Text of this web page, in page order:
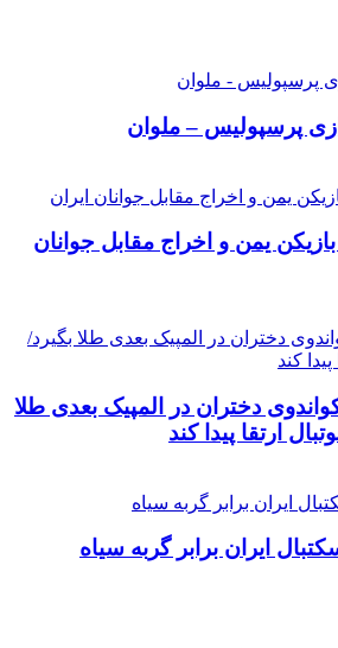
پرسپولیس – ملوان
یمن و اخراج مقابل جوانان
دختران در المپیک بعدی طلا
ارتقا پیدا کند
ایران برابر گربه سیاه